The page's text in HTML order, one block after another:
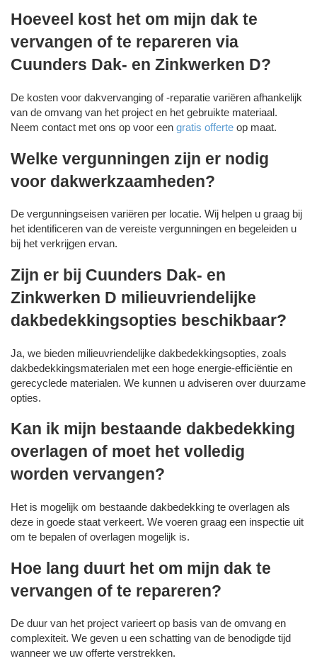
Hoeveel kost het om mijn dak te
vervangen of te repareren via
Cuunders Dak- en Zinkwerken D?
De kosten voor dakvervanging of -reparatie variëren afhankelijk
van de omvang van het project en het gebruikte materiaal.
Neem contact met ons op voor een gratis offerte op maat.
Welke vergunningen zijn er nodig
voor dakwerkzaamheden?
De vergunningseisen variëren per locatie. Wij helpen u graag bij
het identificeren van de vereiste vergunningen en begeleiden u
bij het verkrijgen ervan.
Zijn er bij Cuunders Dak- en
Zinkwerken D milieuvriendelijke
dakbedekkingsopties beschikbaar?
Ja, we bieden milieuvriendelijke dakbedekkingsopties, zoals
dakbedekkingsmaterialen met een hoge energie-efficiëntie en
gerecyclede materialen. We kunnen u adviseren over duurzame
opties.
Kan ik mijn bestaande dakbedekking
overlagen of moet het volledig
worden vervangen?
Het is mogelijk om bestaande dakbedekking te overlagen als
deze in goede staat verkeert. We voeren graag een inspectie uit
om te bepalen of overlagen mogelijk is.
Hoe lang duurt het om mijn dak te
vervangen of te repareren?
De duur van het project varieert op basis van de omvang en
complexiteit. We geven u een schatting van de benodigde tijd
wanneer we uw offerte verstrekken.